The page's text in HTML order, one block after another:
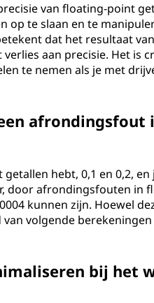
van floating-point
op te slaan en te
dat het resultaat
aan precisie. Het is
te nemen als je met
hebt, 0,1 en 0,2,
door afrondingsfouten in
kunnen zijn. Hoewel
volgende
bij het